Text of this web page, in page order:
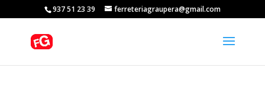
937 51 23 39 ferreteriagraupera@gmail.com